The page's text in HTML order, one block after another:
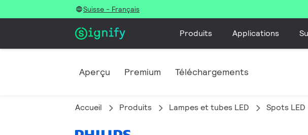
Suisse - Français
Produits Applications
Aperçu Premium Téléchargements
Accueil Produits Lampes et tubes LED Spots LED